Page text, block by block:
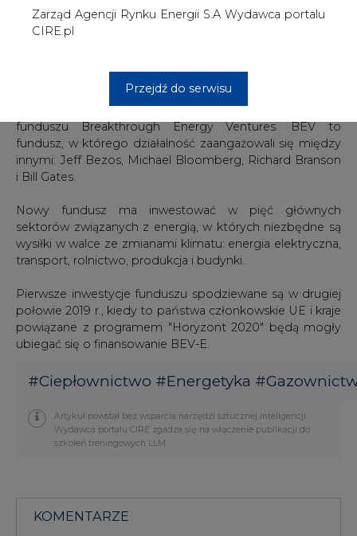
Zarząd Agencji Rynku Energii S.A Wydawca portalu
CIRE.pl
Przejdź do serwisu
gazów cieplarnianych.
Finansowanie BEV-E obejmie wkład w wysokości 50 mln
zagwarantowany przez InnovFin - instrument finansowy
finansowany w ramach unijnego programu badań i
innowacji oraz wkład w wysokości 50 mln euro z
funduszu Breakthrough Energy Ventures. BEV to
fundusz, w którego działalność zaangażowali się między
innymi: Jeff Bezos, Michael Bloomberg, Richard Branson
i Bill Gates.
Nowy fundusz ma inwestować w pięć głównych
sektorów związanych z energią, w których niezbędne są
wysiłki w walce ze zmianami klimatu: energia elektryczna,
transport, rolnictwo, produkcja i budynki.
Pierwsze inwestycje funduszu spodziewane są w drugiej
połowie 2019 r., kiedy to państwa członkowskie UE i kraje
powiązane z programem "Horyzont 2020" będą mogły
ubiegać się o finansowanie BEV-E.
#Ciepłownictwo #Energetyka #
Artykuł powstał bez wsparcia narzędzi sztucznej inteligencji.
Wydawca portalu CIRE zgadza się na włączenie publikacji do
szkoleń treningowych LLM.
KOMENTARZE